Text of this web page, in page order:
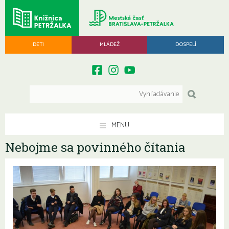
DETI MLÁDEŽ DOSPELÍ
MENU
Nebojme sa povinného čítania